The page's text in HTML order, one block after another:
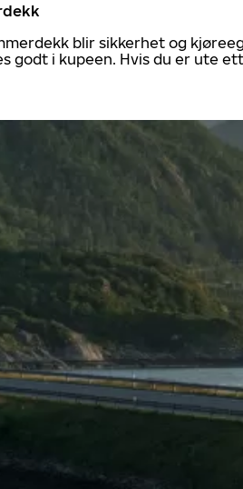
blir sikkerhet og
godt i kupeen. Hvis du er ute